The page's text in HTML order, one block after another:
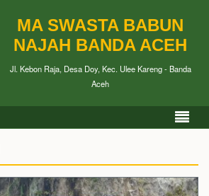
MA SWASTA BABUN
NAJAH BANDA ACEH
Jl. Kebon Raja, Desa Doy, Kec. Ulee Kareng - Banda
Aceh